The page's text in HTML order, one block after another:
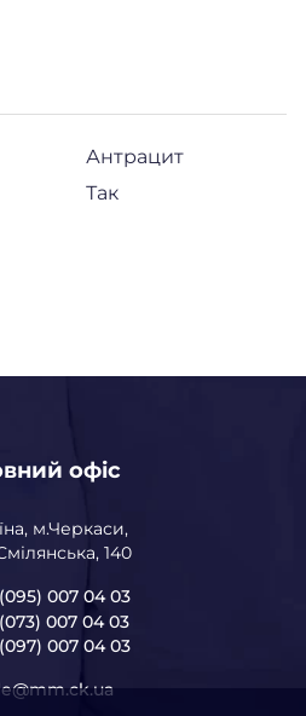
Антрацит
Так
офіс
м.Черкаси,
140
007 04 03
007 04 03
007 04 03